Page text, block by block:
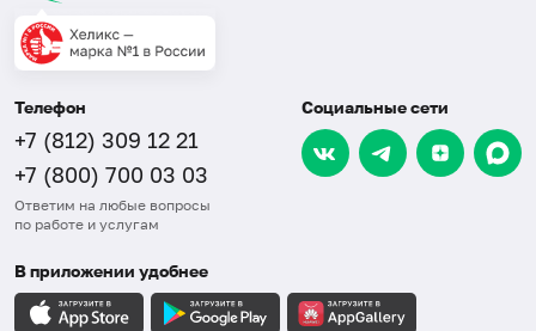
Телефон
+7 (812) 309 12 21
+7 (800) 700 03 03
Ответим на любые вопросы
по работе и услугам
Социальные сети
В приложении удобнее